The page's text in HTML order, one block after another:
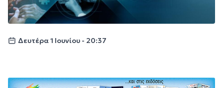
Δευτέρα 1 Ιουνίου - 20:37